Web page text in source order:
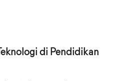
di Pendidikan